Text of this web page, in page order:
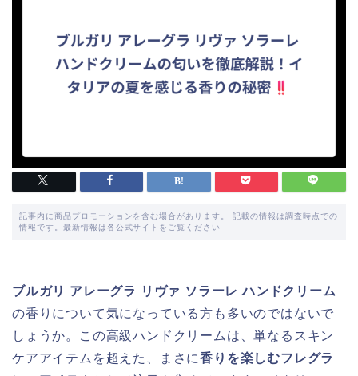
記事内に商品プロモーションを含む場合があります。 記載の情報は調査時点での
情報です。最新情報は各公式サイトをご覧ください
ブルガリ アレーグラ リヴァ ソラーレ ハンドクリーム
の香りについて気になっている方も多いのではないで
しょうか。この高級ハンドクリームは、単なるスキン
ケアアイテムを超えた、まさに香りを楽しむフレグラ